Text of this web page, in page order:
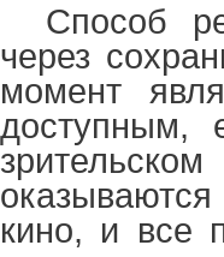
Способ
через
момент
доступным,
кино, и все